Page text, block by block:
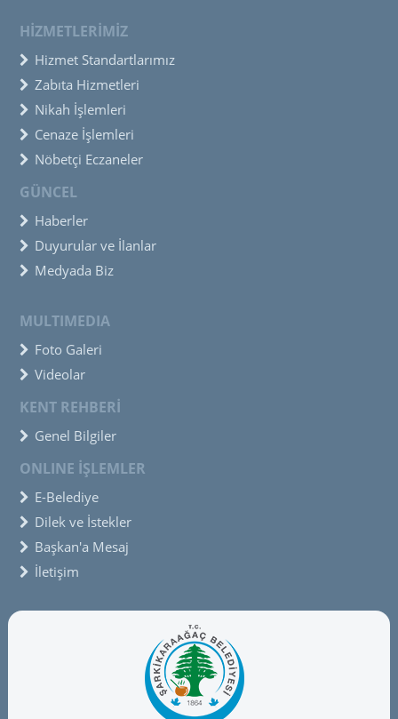
HİZMETLERİMİZ
Hizmet Standartlarımız
Zabıta Hizmetleri
Nikah İşlemleri
Cenaze İşlemleri
Nöbetçi Eczaneler
GÜNCEL
Haberler
Duyurular ve İlanlar
Medyada Biz
MULTIMEDIA
Foto Galeri
Videolar
KENT REHBERİ
Genel Bilgiler
ONLINE İŞLEMLER
E-Belediye
Dilek ve İstekler
Başkan'a Mesaj
İletişim